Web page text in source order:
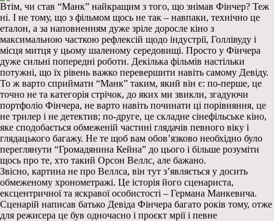
Втім, чи став “Манк” найкращим з того, що знімав Фінчер? Теж
ні. І не тому, що з фільмом щось не так – навпаки, технічно це
еталон, а за наповненням дуже зріле доросле кіно з
максимальною часткою рефлексій щодо індустрії, Голлівуду і
місця митця у цьому шаленому середовищі. Просто у Фінчера
дуже сильні попередні роботи. Декілька фільмів настільки
потужні, що їх рівень важко перевершити навіть самому Девіду.
То ж варто сприймати “Манк” таким, який він є: по-перше, це
точно не та категорія стрічок, до яких ми звикли, згадуючи
портфоліо Фінчера, не варто навіть починати ці порівняння, це
не трилер і не детектив; по-друге, це складне сінефільське кіно,
яке сподобається обмеженій частині глядачів певного віку і
глядацького багажу. Не те щоб вам обов’язково необхідно було
переглянути “Громадянина Кейна” до цього і більше розуміти
щось про те, хто такий Орсон Веллс, але бажано.
Звісно, картина не про Веллса, він тут з’являється у досить
обмеженому хронометражі. Це історія його сценариста,
ексцентричної та яскравої особистості – Германа Манкевича.
Сценарій написав батько Девіда Фінчера багато років тому, отже
для режисера це був одночасно і проєкт мрії і певне